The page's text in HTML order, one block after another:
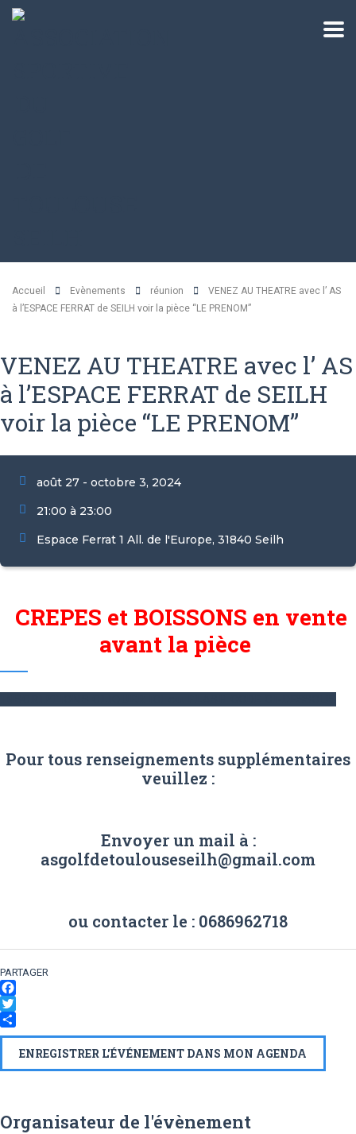
Accueil Evènements réunion
VENEZ AU THEATRE avec l’ AS
à l’ESPACE FERRAT de SEILH voir la pièce “LE PRENOM”
VENEZ AU THEATRE avec l’ AS
à l’ESPACE FERRAT de SEILH
voir la pièce “LE PRENOM”
août 27 - octobre 3, 2024
21:00 à 23:00
Espace Ferrat 1 All. de l'Europe, 31840 Seilh
CREPES et BOISSONS en vente
avant la pièce
Pour tous renseignements supplémentaires
veuillez :
Envoyer un mail à :
asgolfdetoulouseseilh@gmail.com
ou contacter le : 0686962718
PARTAGER
Facebook
Twitter
Partager
ENREGISTRER L'ÉVÉNEMENT DANS MON AGENDA
Organisateur de l'évènement